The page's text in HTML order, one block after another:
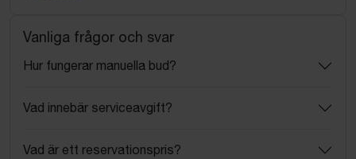
Vanliga frågor och svar
Hur fungerar manuella bud?
Vad innebär serviceavgift?
Vad är ett reservationspris?